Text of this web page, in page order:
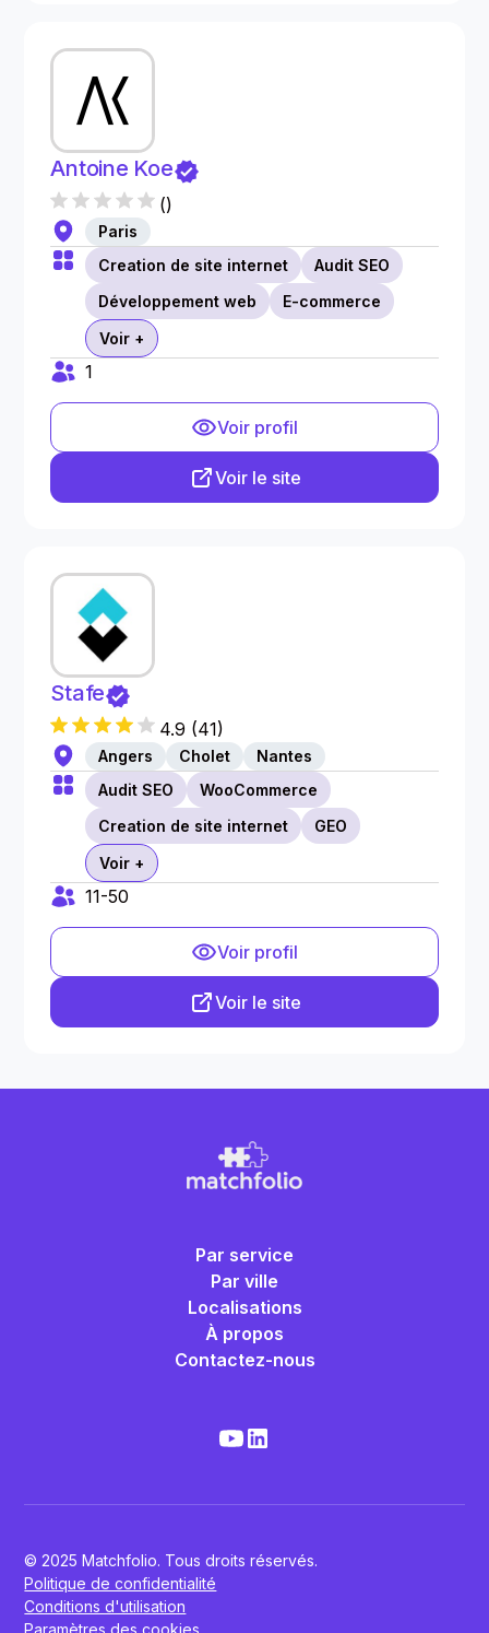
Antoine Koe
()
Paris
Creation de site internet
Audit SEO
Développement web
E-commerce
Voir +
1
Voir profil
Voir le site
Stafe
4.9 (41)
Angers Cholet
Nantes
Audit SEO
WooCommerce
Creation de site internet
GEO
Voir +
11-50
Voir profil
Voir le site
Par service
Par ville
Localisations
À propos
Contactez-nous
© 2025 Matchfolio. Tous droits réservés.
Politique de confidentialité
Conditions d'utilisation
Paramètres des cookies